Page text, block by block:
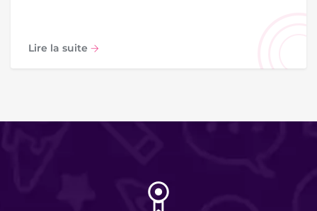
Lire la suite